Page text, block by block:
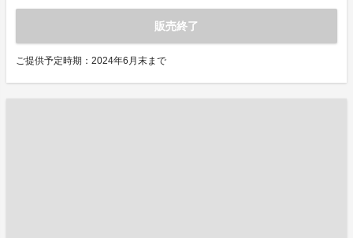
販売終了
ご提供予定時期：2024年6月末まで